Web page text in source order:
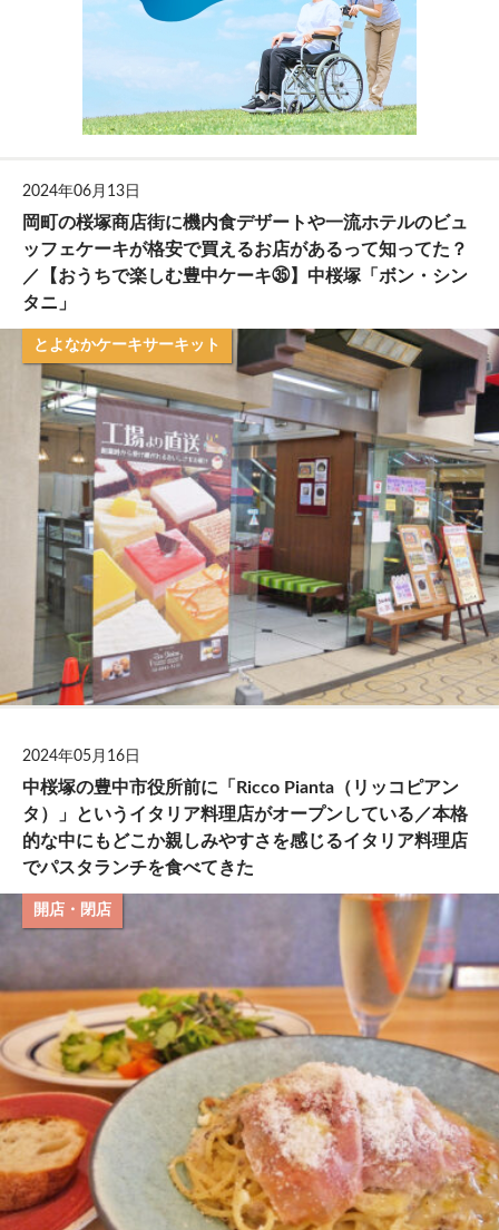
2024年06月13日
岡町の桜塚商店街に機内食デザートや一流ホテルのビュ
ッフェケーキが格安で買えるお店があるって知ってた？
／【おうちで楽しむ豊中ケーキ㉟】中桜塚「ボン・シン
タニ」
とよなかケーキサーキット
2024年05月16日
中桜塚の豊中市役所前に「Ricco Pianta（リッコピアン
タ）」というイタリア料理店がオープンしている／本格
的な中にもどこか親しみやすさを感じるイタリア料理店
でパスタランチを食べてきた
開店・閉店